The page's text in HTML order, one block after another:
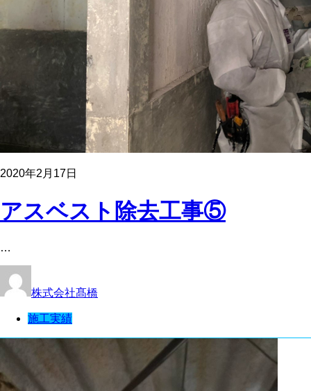
2020年2月17日
アスベスト除去工事⑤
…
株式会社髙橋
施工実績